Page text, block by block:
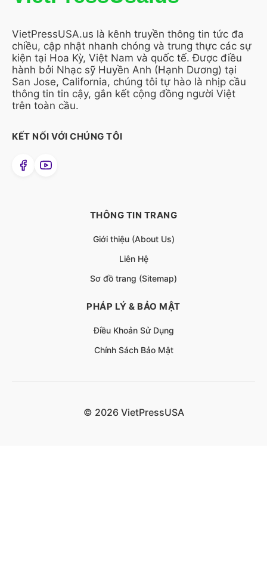
VietPressUSA.us là kênh truyền thông tin tức đa
chiều, cập nhật nhanh chóng và trung thực các sự
kiện tại Hoa Kỳ, Việt Nam và quốc tế. Được điều
hành bởi Nhạc sỹ Huyền Anh (Hạnh Dương) tại
San Jose, California, chúng tôi tự hào là nhịp cầu
thông tin tin cậy, gắn kết cộng đồng người Việt
trên toàn cầu.
KẾT NỐI VỚI CHÚNG TÔI
THÔNG TIN TRANG
Giới thiệu (About Us)
Liên Hệ
Sơ đồ trang (Sitemap)
PHÁP LÝ & BẢO MẬT
Điều Khoản Sử Dụng
Chính Sách Bảo Mật
© 2026 VietPressUSA